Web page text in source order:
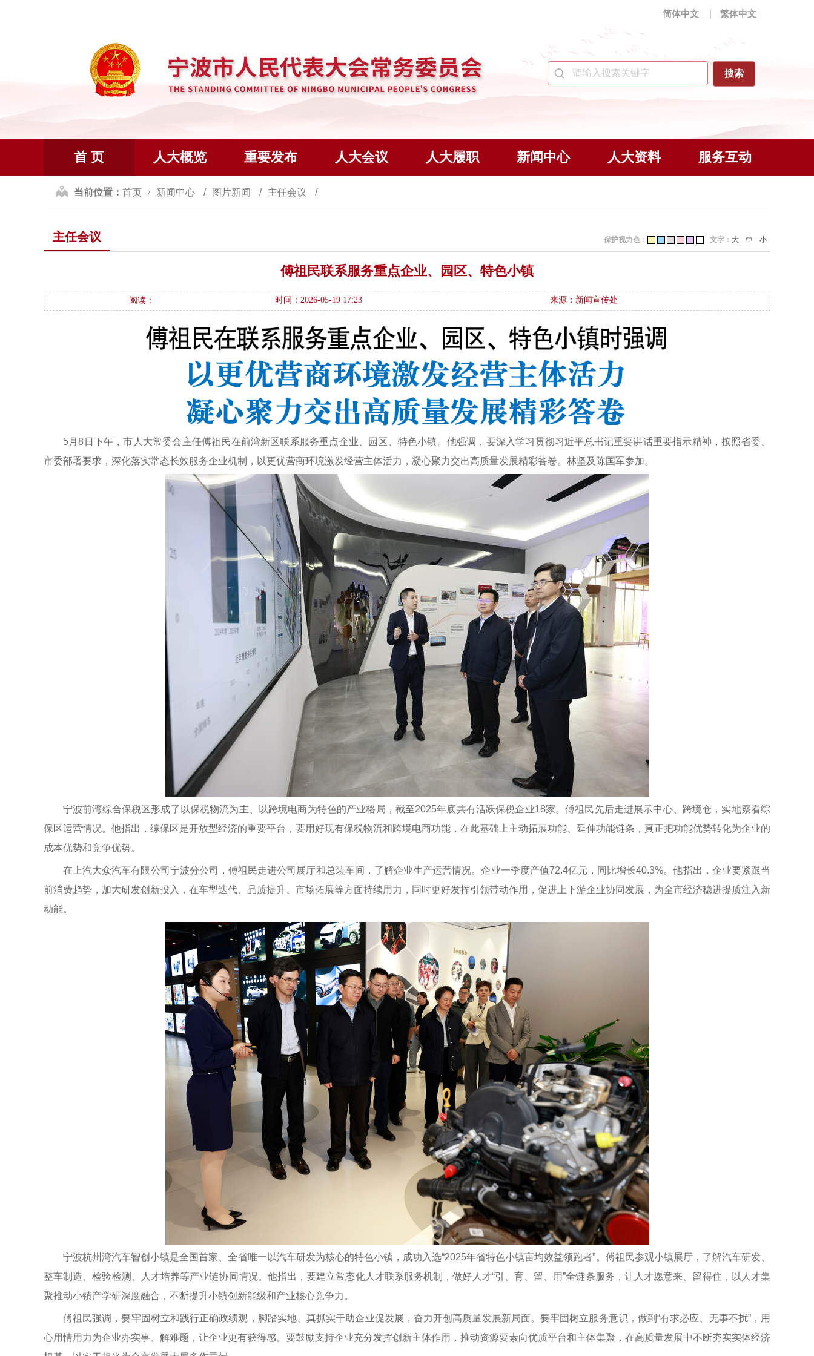
简体中文 繁体中文
首 页 人大概览 重要发布 人大会议 人大履职 新闻中心 人大资料 服务互动
当前位置： 首页 新闻中心 图片新闻 主任会议
主任会议 文字： 大 中 小
保护视力色：
傅祖民联系服务重点企业、园区、特色小镇
阅读： 时间：2026-05-19 17:23 来源：新闻宣传处
5月8日下午，市人大常委会主任傅祖民在前湾新区联系服务重点企业、园区、特色小镇。他强调，要深入学习贯彻习近平总书记重要讲话重要指示精神，按照省委、
市委部署要求，深化落实常态长效服务企业机制，以更优营商环境激发经营主体活力，凝心聚力交出高质量发展精彩答卷。林坚及陈国军参加。
宁波前湾综合保税区形成了以保税物流为主、以跨境电商为特色的产业格局，截至2025年底共有活跃保税企业18家。傅祖民先后走进展示中心、跨境仓，实地察看综
保区运营情况。他指出，综保区是开放型经济的重要平台，要用好现有保税物流和跨境电商功能，在此基础上主动拓展功能、延伸功能链条，真正把功能优势转化为企业的
成本优势和竞争优势。
在上汽大众汽车有限公司宁波分公司，傅祖民走进公司展厅和总装车间，了解企业生产运营情况。企业一季度产值72.4亿元，同比增长40.3%。他指出，企业要紧跟当
前消费趋势，加大研发创新投入，在车型迭代、品质提升、市场拓展等方面持续用力，同时更好发挥引领带动作用，促进上下游企业协同发展，为全市经济稳进提质注入新
动能。
宁波杭州湾汽车智创小镇是全国首家、全省唯一以汽车研发为核心的特色小镇，成功入选“2025年省特色小镇亩均效益领跑者”。傅祖民参观小镇展厅，了解汽车研发、
整车制造、检验检测、人才培养等产业链协同情况。他指出，要建立常态化人才联系服务机制，做好人才“引、育、留、用”全链条服务，让人才愿意来、留得住，以人才集
聚推动小镇产学研深度融合，不断提升小镇创新能级和产业核心竞争力。
傅祖民强调，要牢固树立和践行正确政绩观，脚踏实地、真抓实干助企业促发展，奋力开创高质量发展新局面。要牢固树立服务意识，做到“有求必应、无事不扰”，用
心用情用力为企业办实事、解难题，让企业更有获得感。要鼓励支持企业充分发挥创新主体作用，推动资源要素向优质平台和主体集聚，在高质量发展中不断夯实实体经济